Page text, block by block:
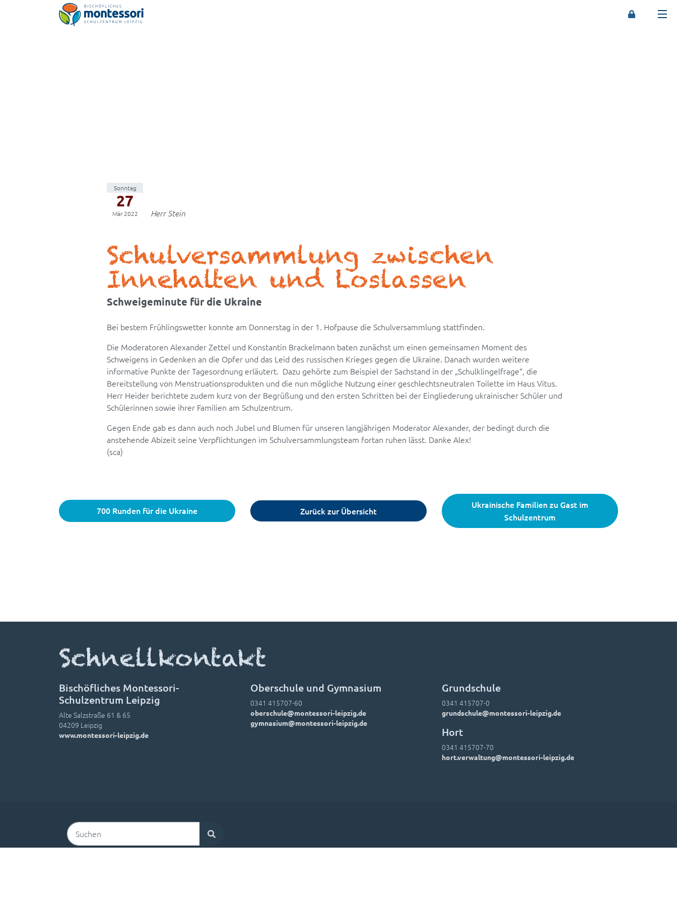
Sonntag
27
Mär 2022 Herr Stein
Schulversammlung zwischen
Innehalten und Loslassen
Schweigeminute für die Ukraine
Bei bestem Frühlingswetter konnte am Donnerstag in der 1. Hofpause die Schulversammlung stattfinden.
Die Moderatoren Alexander Zettel und Konstantin Brackelmann baten zunächst um einen gemeinsamen Moment des
Schweigens in Gedenken an die Opfer und das Leid des russischen Krieges gegen die Ukraine. Danach wurden weitere
informative Punkte der Tagesordnung erläutert. Dazu gehörte zum Beispiel der Sachstand in der „Schulklingelfrage“, die
Bereitstellung von Menstruationsprodukten und die nun mögliche Nutzung einer geschlechtsneutralen Toilette im Haus Vitus.
Herr Heider berichtete zudem kurz von der Begrüßung und den ersten Schritten bei der Eingliederung ukrainischer Schüler und
Schülerinnen sowie ihrer Familien am Schulzentrum.
Gegen Ende gab es dann auch noch Jubel und Blumen für unseren langjährigen Moderator Alexander, der bedingt durch die
anstehende Abizeit seine Verpflichtungen im Schulversammlungsteam fortan ruhen lässt. Danke Alex!
(sca)
Zurück zur Übersicht
Ukrainische Familien zu Gast im
Schulzentrum
700 Runden für die Ukraine
Schnellkontakt
Bischöfliches Montessori-
Schulzentrum Leipzig
Alte Salzstraße 61 & 65
04209 Leipzig
www.montessori-leipzig.de
Oberschule und Gymnasium
0341 415707-60
oberschule@montessori-leipzig.de
gymnasium@montessori-leipzig.de
Grundschule
0341 415707-0
grundschule@montessori-leipzig.de
Hort
0341 415707-70
hort.verwaltung@montessori-leipzig.de
Suchen